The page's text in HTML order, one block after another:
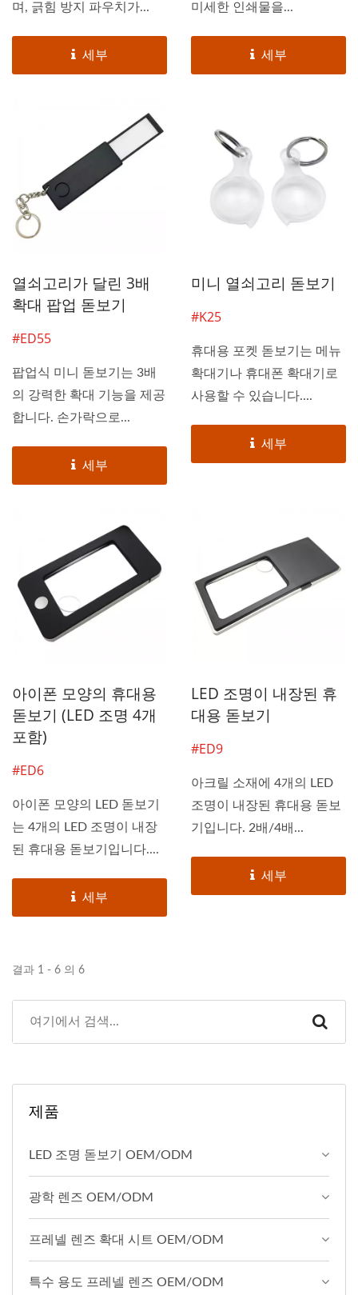
며, 긁힘 방지 파우치가...
세부
미세한 인쇄물을...
세부
열쇠고리가 달린 3배
확대 팝업 돋보기
#ED55
팝업식 미니 돋보기는 3배
의 강력한 확대 기능을 제공
합니다. 손가락으로...
세부
미니 열쇠고리 돋보기
#K25
휴대용 포켓 돋보기는 메뉴
확대기나 휴대폰 확대기로
사용할 수 있습니다....
세부
아이폰 모양의 휴대용
돋보기 (LED 조명 4개
포함)
#ED6
아이폰 모양의 LED 돋보기
는 4개의 LED 조명이 내장
된 휴대용 돋보기입니다....
세부
LED 조명이 내장된 휴
대용 돋보기
#ED9
아크릴 소재에 4개의 LED
조명이 내장된 휴대용 돋보
기입니다. 2배/4배...
세부
결과 1 - 6 의 6
제품
LED 조명 돋보기 OEM/ODM
광학 렌즈 OEM/ODM
프레넬 렌즈 확대 시트 OEM/ODM
특수 용도 프레넬 렌즈 OEM/ODM